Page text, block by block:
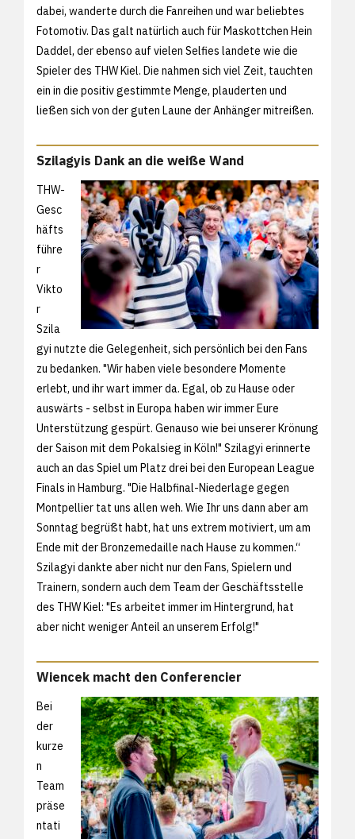
dabei, wanderte durch die Fanreihen und war beliebtes
Fotomotiv. Das galt natürlich auch für Maskottchen Hein
Daddel, der ebenso auf vielen Selfies landete wie die
Spieler des THW Kiel. Die nahmen sich viel Zeit, tauchten
ein in die positiv gestimmte Menge, plauderten und
ließen sich von der guten Laune der Anhänger mitreißen.
Szilagyis Dank an die weiße Wand
THW-
Gesc
häfts
führe
r
Vikto
r
Szila
gyi nutzte die Gelegenheit, sich persönlich bei den Fans
zu bedanken. "Wir haben viele besondere Momente
erlebt, und ihr wart immer da. Egal, ob zu Hause oder
auswärts - selbst in Europa haben wir immer Eure
Unterstützung gespürt. Genauso wie bei unserer Krönung
der Saison mit dem Pokalsieg in Köln!" Szilagyi erinnerte
auch an das Spiel um Platz drei bei den European League
Finals in Hamburg. "Die Halbfinal-Niederlage gegen
Montpellier tat uns allen weh. Wie Ihr uns dann aber am
Sonntag begrüßt habt, hat uns extrem motiviert, um am
Ende mit der Bronzemedaille nach Hause zu kommen.“
Szilagyi dankte aber nicht nur den Fans, Spielern und
Trainern, sondern auch dem Team der Geschäftsstelle
des THW Kiel: "Es arbeitet immer im Hintergrund, hat
aber nicht weniger Anteil an unserem Erfolg!"
Wiencek macht den Conferencier
Bei
der
kurze
n
Team
präse
ntati